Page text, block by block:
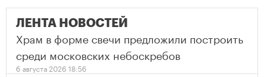
ЛЕНТА НОВОСТЕЙ
Храм в форме свечи предложили построить
среди московских небоскребов
6 августа 2026 18:56